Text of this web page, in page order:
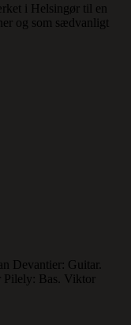
i Helsingør til en
og som sædvanligt
Devantier: Guitar.
Pilely: Bas. Viktor